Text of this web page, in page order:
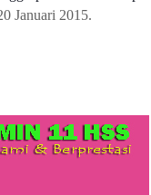
Januari 2015.